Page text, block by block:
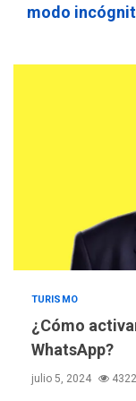
modo
TURISMO
¿Cómo
WhatsApp?
julio 5, 2024 4322